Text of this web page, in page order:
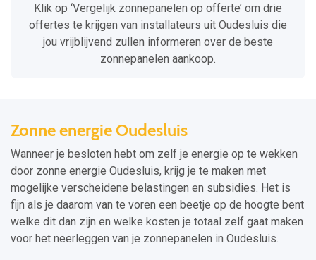
Klik op ‘Vergelijk zonnepanelen op offerte’ om drie
offertes te krijgen van installateurs uit Oudesluis die
jou vrijblijvend zullen informeren over de beste
zonnepanelen aankoop.
Zonne energie Oudesluis
Wanneer je besloten hebt om zelf je energie op te wekken
door zonne energie Oudesluis, krijg je te maken met
mogelijke verscheidene belastingen en subsidies. Het is
fijn als je daarom van te voren een beetje op de hoogte bent
welke dit dan zijn en welke kosten je totaal zelf gaat maken
voor het neerleggen van je zonnepanelen in Oudesluis.